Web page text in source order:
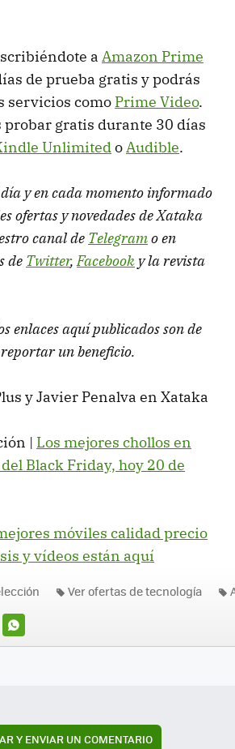
a Amazon Prime
de prueba gratis y podrás
servicios como Prime Video.
probar gratis durante 30 días
UnlimitedoAudible.
y en cada momento informado
ofertas y novedades de Xataka
canal de Telegramo en
de Twitter,Facebook y la revista
enlaces aquí publicados son de
un beneficio.
y Javier Penalva en Xataka
| Los mejores chollos en
Black Friday, hoy 20 de
móviles calidad precio
y vídeos están aquí
WHATSAPP
Ver ofertas de tecnología
Y ENVIAR UN COMENTARIO